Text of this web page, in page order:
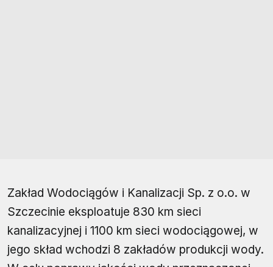
Zakład Wodociągów i Kanalizacji Sp. z o.o. w
Szczecinie eksploatuje 830 km sieci
kanalizacyjnej i 1100 km sieci wodociągowej, w
jego skład wchodzi 8 zakładów produkcji wody.